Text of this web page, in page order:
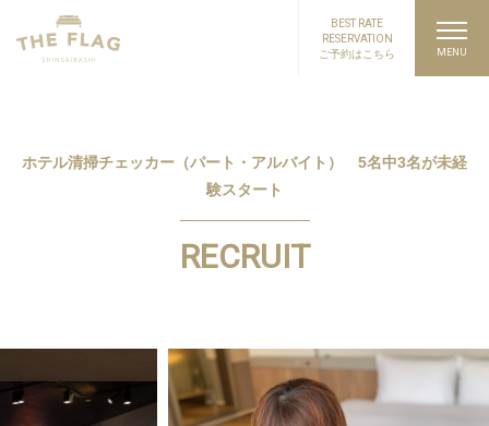
BEST RATE
RESERVATION
ご予約はこちら
ホテル清掃チェッカー（パート・アルバイト） 5名中3名が未経
験スタート
RECRUIT